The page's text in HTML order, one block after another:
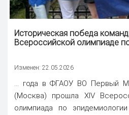
Историческая победа
Всероссийской олимпиаде
Изменен: 22.05.2026
... года в ФГАОУ ВО Первый
(Москва) прошла XIV
олимпиада по